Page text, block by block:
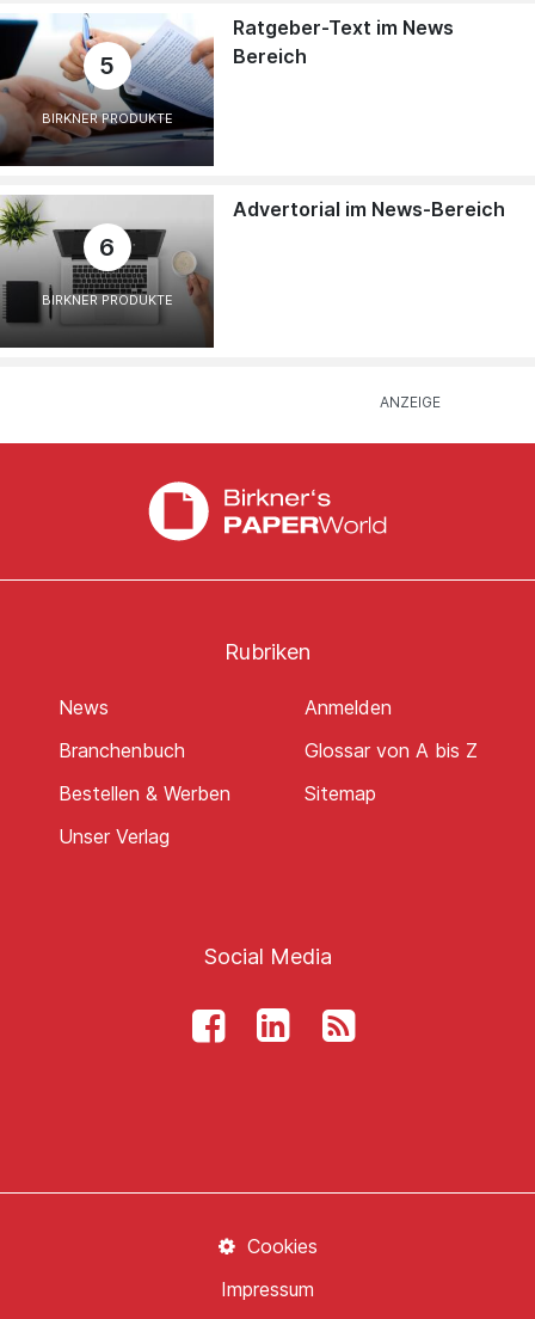
5
BIRKNER PRODUKTE
Ratgeber-Text im News
Bereich
6
BIRKNER PRODUKTE
Advertorial im News-Bereich
Rubriken
News
Branchenbuch
Bestellen & Werben
Unser Verlag
Anmelden
Glossar von A bis Z
Sitemap
Social Media
Impressum
Cookies